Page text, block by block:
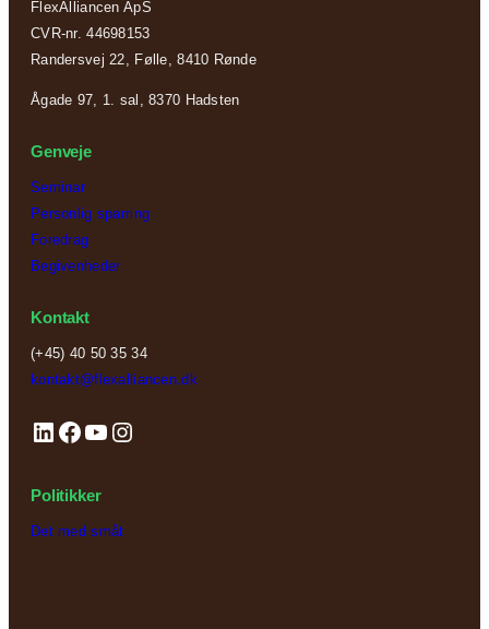
FlexAlliancen ApS
CVR-nr. 44698153
Randersvej 22, Følle, 8410 Rønde
Ågade 97, 1. sal, 8370 Hadsten
Genveje
Seminar
Personlig sparring
Foredrag
Begivenheder
Kontakt
(+45) 40 50 35 34
kontakt@flexalliancen.dk
LinkedIn Facebook YouTube Instagram
Politikker
Det med småt